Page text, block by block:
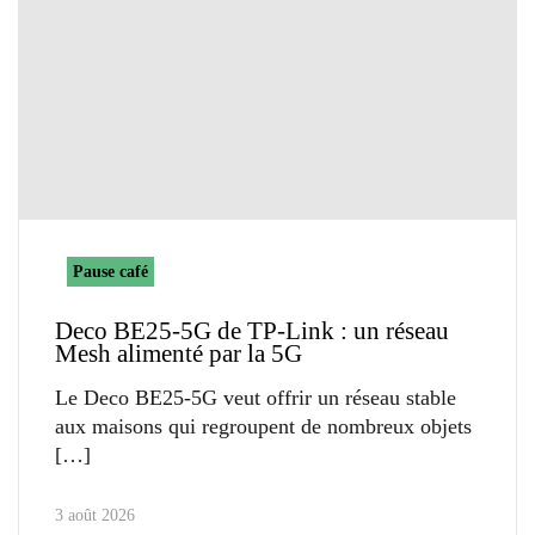
Pause café
Deco BE25-5G de TP-Link : un réseau
Mesh alimenté par la 5G
Le Deco BE25-5G veut offrir un réseau stable
aux maisons qui regroupent de nombreux objets
3 août 2026